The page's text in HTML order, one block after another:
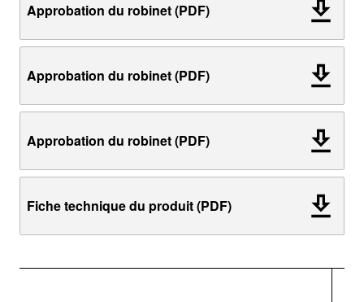
Approbation du robinet (PDF)
Approbation du robinet (PDF)
Approbation du robinet (PDF)
Fiche technique du produit (PDF)